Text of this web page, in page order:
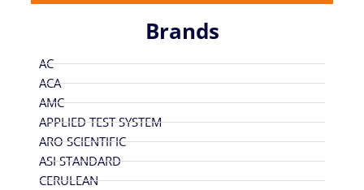
Brands
AC
ACA
AMC
APPLIED TEST SYSTEM
ARO SCIENTIFIC
ASI STANDARD
CERULEAN